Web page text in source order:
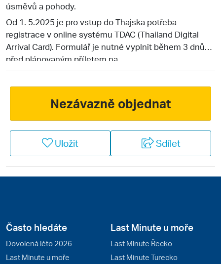
úsměvů a pohody.
Od 1. 5.2025 je pro vstup do Thajska potřeba
registrace v online systému TDAC (Thailand Digital
Arrival Card). Formulář je nutné vyplnit během 3 dnů
před plánovaným příletem na
odkazu:https://tdac.immigration.go.th/
Nezávazně objednat
Uložit Sdílet
Často hledáte
Dovolená léto 2026
Last Minute u moře
Last Minute u moře
Last Minute Řecko
Last Minute Turecko